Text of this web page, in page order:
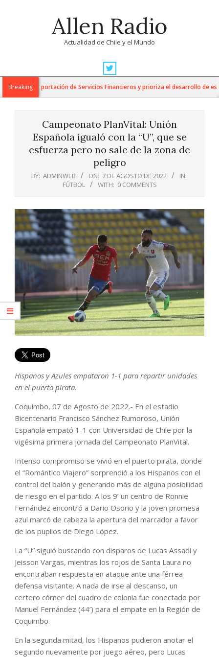
Allen Radio
Actualidad de Chile y el Mundo
Navigation
MenuBreaking
para la Exportación de Servicios Financieros y prioriza el desarrollo de esta
Campeonato PlanVital: Unión
Española igualó con la “U”, que se
esfuerza pero no sale de la zona de
peligro
BY: ADMINWEB ON: 7 DE AGOSTO DE 2022
IN:
FÚTBOL
WITH: 0 COMMENTS
Hispanos y Azules empataron 1-1 para repartir unidades
en el puerto pirata.
Coquimbo, 07 de Agosto de 2022.- En el estadio
Bicentenario Francisco Sánchez Rumoroso, Unión
Española empató 1-1 con Universidad de Chile por la
vigésima primera jornada del Campeonato PlanVital.
Intenso compromiso se vivió en el puerto pirata, donde
el “Romántico Viajero” sorprendió a los Hispanos con el
control del balón y generando más de alguna posibilidad
de riesgo en el partido. A los 9’ un centro de Ronnie
Fernández encontró a Dario Osorio y la joven promesa
azul marcó de cabeza la apertura del marcador a favor
de los pupilos de Diego López.
La “U” siguió buscando con disparos de Lucas Assadi y
Jeisson Vargas, mientras los rojos de Santa Laura no
encontraban respuesta en ataque ante una férrea
defensa visitante. A nada de irse al descanso, un
certero córner del cuadro de colonia fue conectado por
Manuel Fernández (44’) para el empate en la Región de
Coquimbo.
En la segunda mitad, los Hispanos pudieron anotar el
segundo nuevamente por juego aéreo, pero Lucas